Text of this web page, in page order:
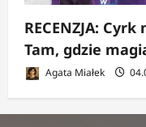
RECENZJA:
Tam, gdzie
Agata Miałek